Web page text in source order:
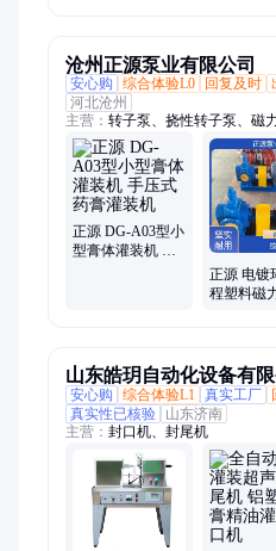
沧州正源泵业有限公司
安心购
综合体验L0 回复及时
河北沧州
主营： 转子泵、挠性转子泵、磁
子泵、卧式转子泵、食品级挠性
齿轮泵、不锈钢转子泵、高粘度
泵、工业转子泵、不锈钢挠性转
正源 DG-A03型小
型膏体灌装机 手
正源 电镀
程塑料磁
山东皓玥自动化设备有限
安心购
综合体验L1 真实工厂
真实性已核验
山东济南
主营： 封口机、封尾机